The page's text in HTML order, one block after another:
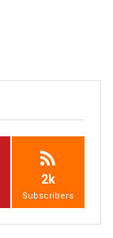
2k
Subscribers